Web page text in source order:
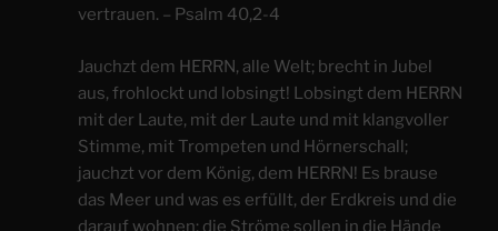
vertrauen. – Psalm 40,2-4
Jauchzt dem HERRN, alle Welt; brecht in Jubel
aus, frohlockt und lobsingt! Lobsingt dem HERRN
mit der Laute, mit der Laute und mit klangvoller
Stimme, mit Trompeten und Hörnerschall;
jauchzt vor dem König, dem HERRN! Es brause
das Meer und was es erfüllt, der Erdkreis und die
darauf wohnen; die Ströme sollen in die Hände